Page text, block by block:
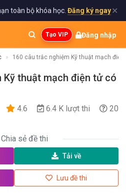
toàn bộ khóa học. Đăng ký ngay✕
Tạo VIP Đăng nhập
160 câu trắc nghiệm Kỹ thuật mạch điện
Kỹ thuật mạch điện tử có
4.6 6.4 K lượt thi
20
Chia sẻ đề thi
Tải về
Lưu đề thi